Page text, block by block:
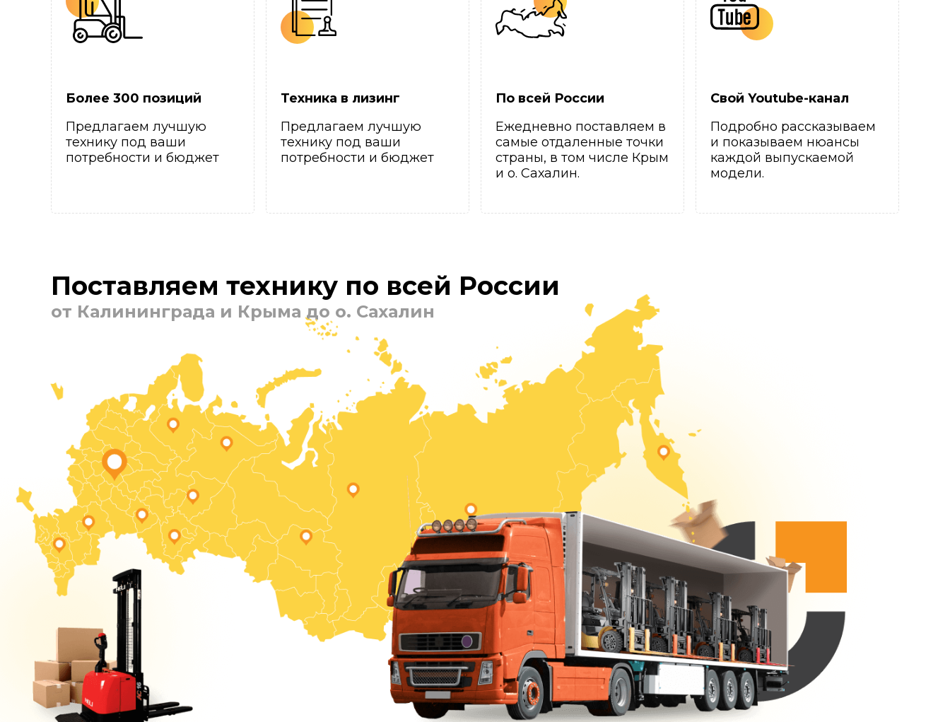
Более 300 позиций
Предлагаем лучшую
технику под ваши
потребности и бюджет
Техника в лизинг
Предлагаем лучшую
технику под ваши
потребности и бюджет
По всей России
Ежедневно поставляем в
самые отдаленные точки
страны, в том числе Крым
и о. Сахалин.
Свой Youtube-канал
Подробно рассказываем
и показываем нюансы
каждой выпускаемой
модели.
Поставляем технику по всей России
от Калининграда и Крыма до о. Сахалин